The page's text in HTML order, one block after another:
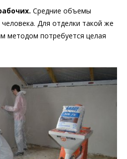
Средние объемы
Для отделки такой же
методом потребуется целая